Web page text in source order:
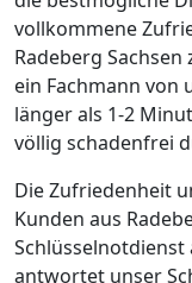
vollkommene
Radeberg
ein Fachmann von
länger als 1-2
völlig schadenfrei
Die Zufriedenheit
Kunden aus
Schlüsselnotdienst
antwortet unser